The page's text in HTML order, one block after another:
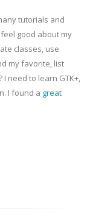
tutorials and
good about my
classes, use
my favorite, list
I need to learn GTK+,
I found a great